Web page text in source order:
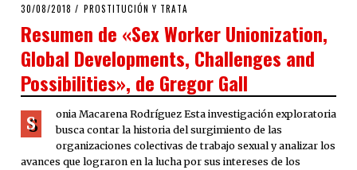
POSTED
30/08/2018 30/08/2018
PROSTITUCIÓN Y TRATA
Resumen de «Sex Worker Unionization,
Global Developments, Challenges and
Possibilities», de Gregor Gall
S
onia Macarena Rodríguez Esta investigación exploratoria
busca contar la historia del surgimiento de las
organizaciones colectivas de trabajo sexual y analizar los
avances que lograron en la lucha por sus intereses de los